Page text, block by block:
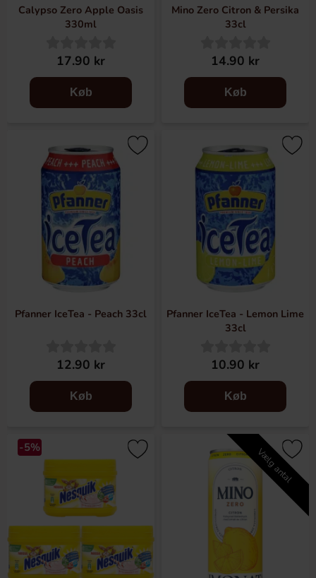
Calypso Zero Apple Oasis
330ml
17.90 kr
Køb
Mino Zero Citron & Persika
33cl
14.90 kr
Køb
Pfanner IceTea - Peach 33cl
12.90 kr
Køb
Pfanner IceTea - Lemon Lime
33cl
10.90 kr
Køb
-5% Vælg antal